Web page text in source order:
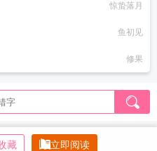
惊蛰落月
鱼初见
修果
藏 立即阅读